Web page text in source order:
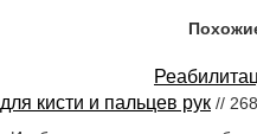
для кисти и пальцев рук //